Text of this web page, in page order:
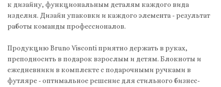
к дизайну, функциональным деталям каждого вида
изделия. Дизайн упаковки и каждого элемента - результат
работы команды профессионалов.
Продукцию Bruno Visconti приятно держать в руках,
преподносить в подарок взрослым и детям. Блокноты и
ежедневники в комплекте с подарочными ручками в
футляре - оптимальное решение для стильного бизнес-